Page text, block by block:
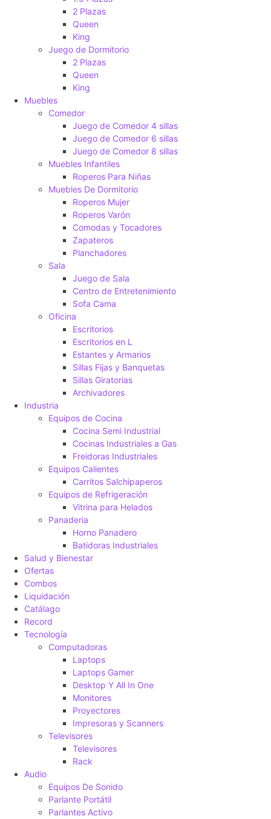
2 Plazas
Queen
King
Juego de Dormitorio
2 Plazas
Queen
King
Muebles
Comedor
Juego de Comedor 4 sillas
Juego de Comedor 6 sillas
Juego de Comedor 8 sillas
Muebles Infantiles
Roperos Para Niñas
Muebles De Dormitorio
Roperos Mujer
Roperos Varón
Comodas y Tocadores
Zapateros
Planchadores
Sala
Juego de Sala
Centro de Entretenimiento
Sofa Cama
Oficina
Escritorios
Escritorios en L
Estantes y Armarios
Sillas Fijas y Banquetas
Sillas Giratorias
Archivadores
Industria
Equipos de Cocina
Cocina Semi Industrial
Cocinas Industriales a Gas
Freidoras Industriales
Equipos Calientes
Carritos Salchipaperos
Equipos de Refrigeración
Vitrina para Helados
Panaderia
Horno Panadero
Batidoras Industriales
Salud y Bienestar
Ofertas
Combos
Liquidación
Catálago
Record
Tecnología
Computadoras
Laptops
Laptops Gamer
Desktop Y All In One
Monitores
Proyectores
Impresoras y Scanners
Televisores
Televisores
Rack
Audio
Equipos De Sonido
Parlante Portátil
Parlantes Activo